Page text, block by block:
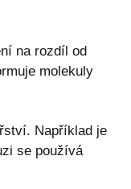
na rozdíl od
molekuly
Například je
se používá